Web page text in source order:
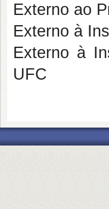
Externo ao
Externo à
Externo à
UFC